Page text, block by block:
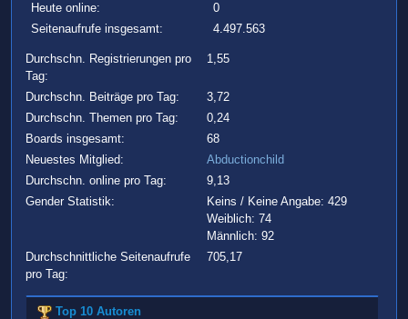
Heute online:
0
Seitenaufrufe insgesamt:
4.497.563
Durchschn. Registrierungen pro
Tag:
1,55
Durchschn. Beiträge pro Tag:
3,72
Durchschn. Themen pro Tag:
0,24
Boards insgesamt:
68
Neuestes Mitglied:
Abductionchild
Durchschn. online pro Tag:
9,13
Gender Statistik:
Keins / Keine Angabe: 429
Weiblich: 74
Männlich: 92
Durchschnittliche Seitenaufrufe
pro Tag:
705,17
Top 10 Autoren